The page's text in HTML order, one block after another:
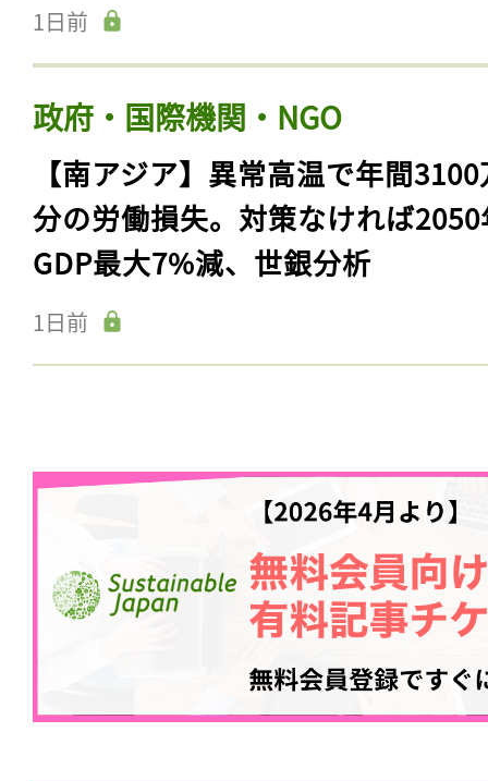
1日前
政府・国際機関・NGO
【南アジア】異常高温で年間
分の労働損失。対策なければ
GDP最大7%減、世銀分析
1日前